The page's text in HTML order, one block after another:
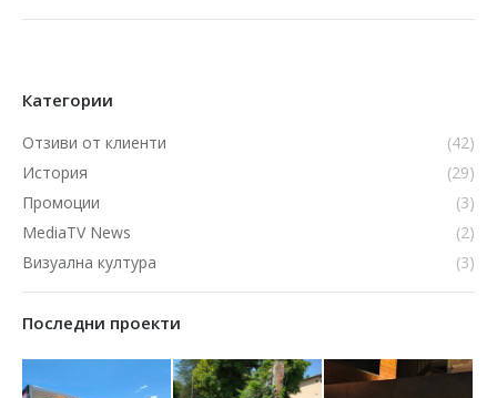
Категории
Отзиви от клиенти
(42)
История
(29)
Промоции
(3)
MediaTV News
(2)
Визуална култура
(3)
Последни проекти